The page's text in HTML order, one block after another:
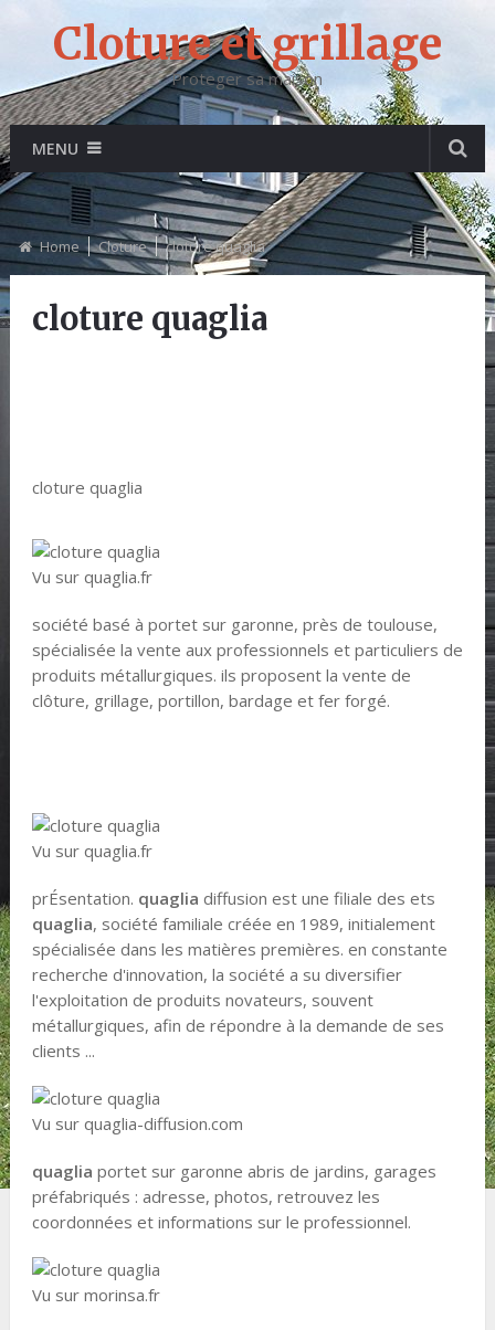
Cloture et grillage
Proteger sa maison
MENU
Home Cloture cloture quaglia
cloture quaglia
cloture quaglia
Vu sur quaglia.fr
société basé à portet sur garonne, près de toulouse,
spécialisée la vente aux professionnels et particuliers de
produits métallurgiques. ils proposent la vente de
clôture, grillage, portillon, bardage et fer forgé.
Vu sur quaglia.fr
prÉsentation. quaglia diffusion est une filiale des ets
quaglia, société familiale créée en 1989, initialement
spécialisée dans les matières premières. en constante
recherche d'innovation, la société a su diversifier
l'exploitation de produits novateurs, souvent
métallurgiques, afin de répondre à la demande de ses
clients ...
Vu sur quaglia-diffusion.com
quaglia portet sur garonne abris de jardins, garages
préfabriqués : adresse, photos, retrouvez les
coordonnées et informations sur le professionnel.
Vu sur morinsa.fr